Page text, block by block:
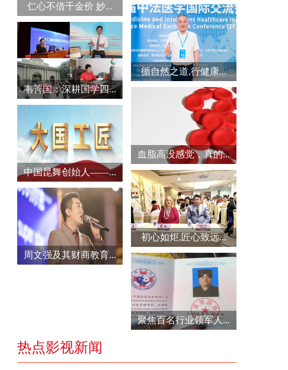
仁心不借千金价 妙...
循自然之道,行健康...
韦善国：深耕国学四...
血脂高没感觉，真的...
中国昆舞创始人——...
初心如炬,匠心致远...
周文强及其财商教育...
聚焦百名行业领军人...
热点影视新闻